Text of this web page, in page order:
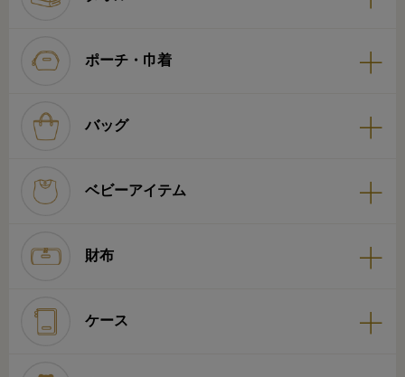
ポーチ・巾着
バッグ
ベビーアイテム
財布
ケース